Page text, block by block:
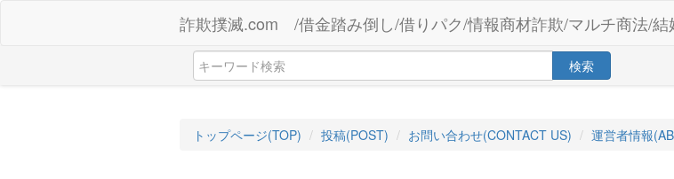
詐欺撲滅.com /借金踏み倒し/借りパク/情報商材詐欺/マルチ商法/結
検索
トップページ(TOP) 投稿(POST) お問い合わせ(CONTACT US) 運営者情報